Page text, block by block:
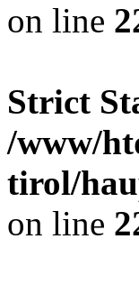
on line
Strict
/www/
tirol/
on line